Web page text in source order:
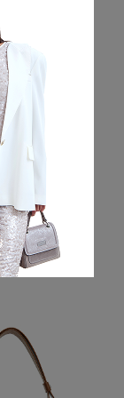
с блестящей
цепочкой
62 100 РУБ.
FW25/26